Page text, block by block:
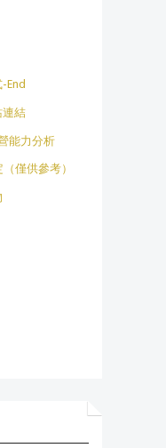
End
連結
能力分析
僅供參考）